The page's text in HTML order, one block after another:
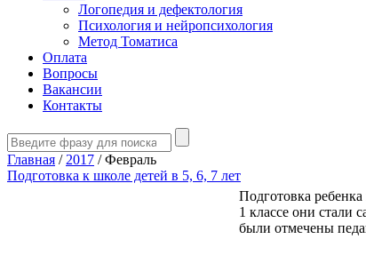
Логопедия и дефектология
Психология и нейропсихология
Метод Томатиса
Оплата
Вопросы
Вакансии
Контакты
Главная / 2017 / Февраль
Подготовка к школе детей в 5, 6, 7 лет
Подготовка
1 классе они стали
были отмечены